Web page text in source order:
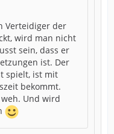
Verteidiger der
wird man nicht
sein, dass er
ist. Der
spielt, ist mit
bekommt.
Und wird